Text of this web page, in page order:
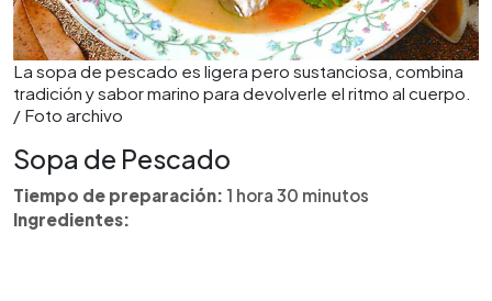
La sopa de pescado es ligera pero sustanciosa, combina
tradición y sabor marino para devolverle el ritmo al cuerpo.
/ Foto archivo
Sopa de Pescado
Tiempo de preparación: 1 hora 30 minutos
Ingredientes: